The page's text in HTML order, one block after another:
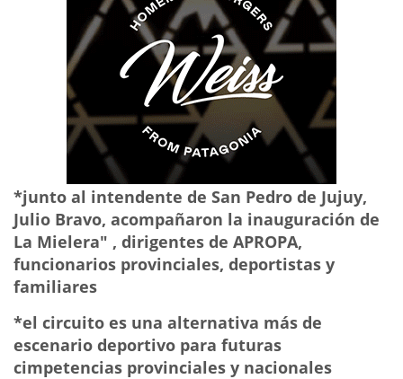
*junto al intendente de San Pedro de Jujuy,
Julio Bravo, acompañaron la inauguración de
La Mielera" , dirigentes de APROPA,
funcionarios provinciales, deportistas y
familiares
*el circuito es una alternativa más de
escenario deportivo para futuras
cimpetencias provinciales y nacionales